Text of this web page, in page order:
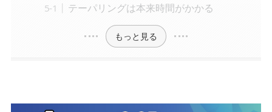
テーパリングは本来時間がかかる
もっと見る